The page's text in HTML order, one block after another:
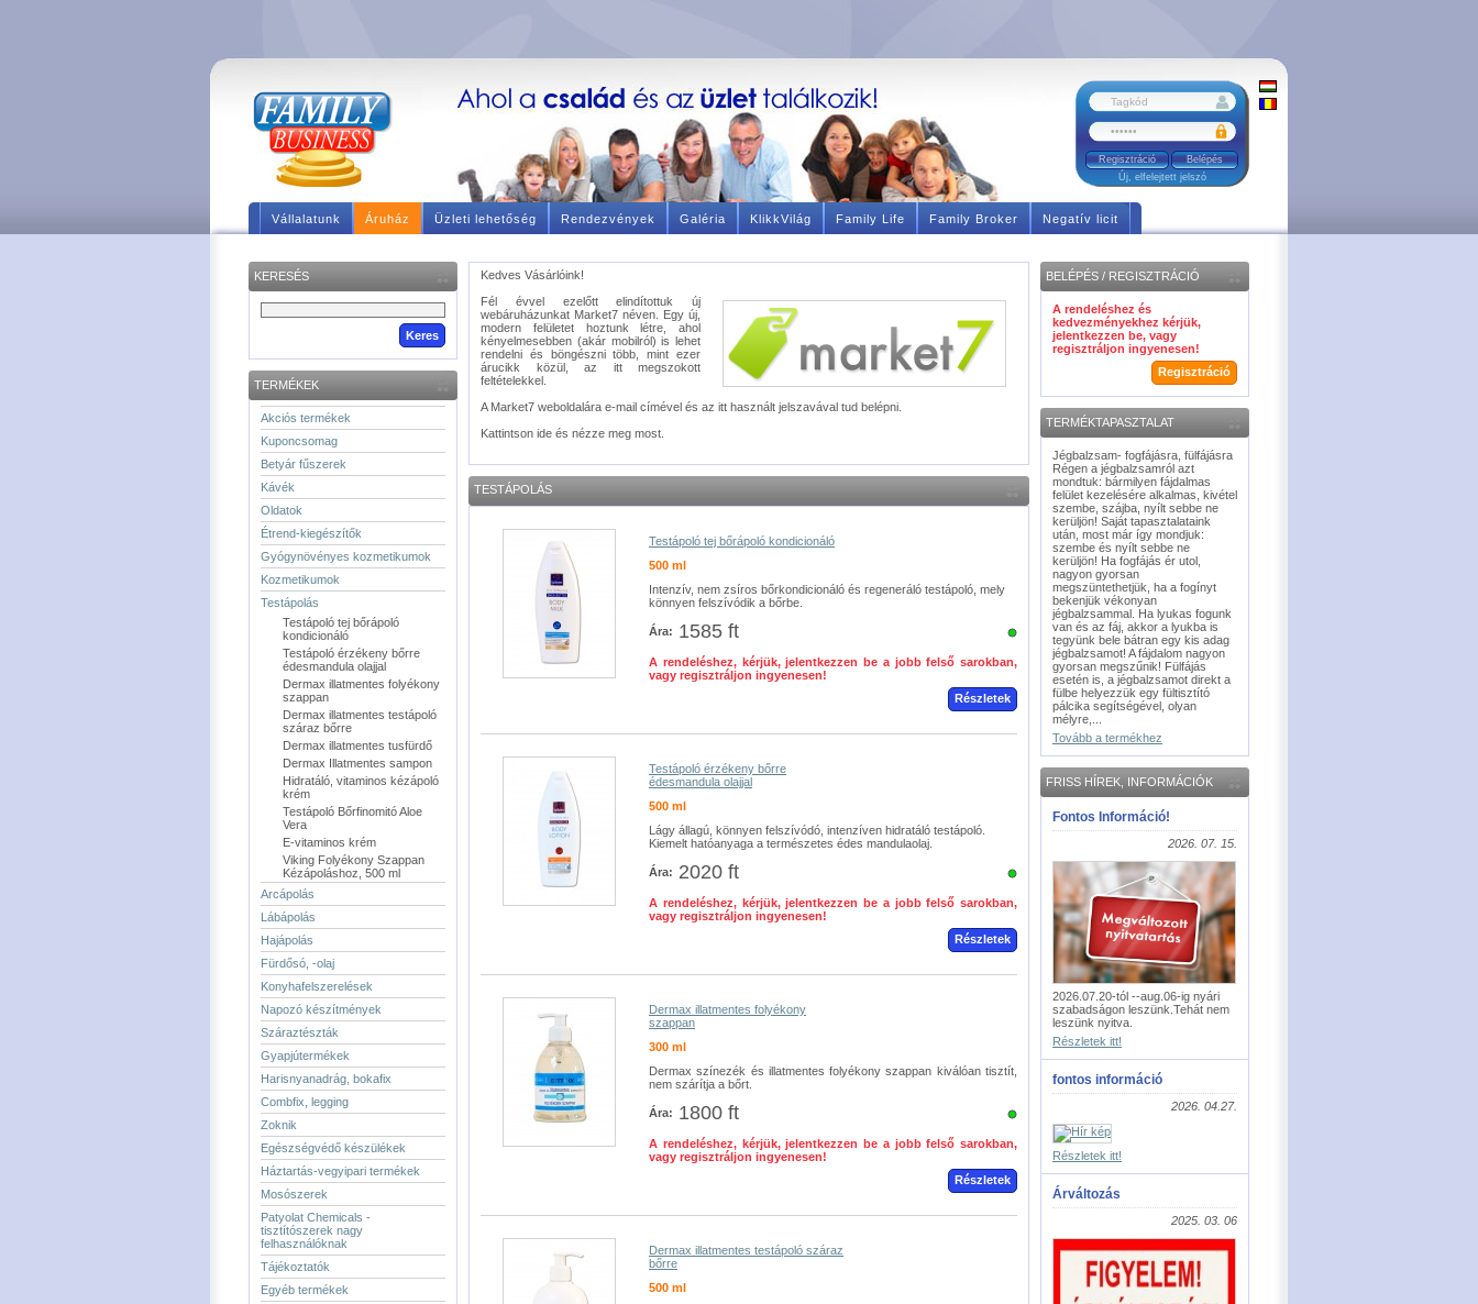
Regisztráció
Új, elfelejtett jelszó
Vállalatunk Áruház Üzleti lehetőség Rendezvények Galéria KlikkVilág Family Life Family Broker Negatív licit
KERESÉS
TERMÉKEK
Akciós termékek
Kuponcsomag
Betyár fűszerek
Kávék
Oldatok
Étrend-kiegészítők
Gyógynövényes kozmetikumok
Kozmetikumok
Testápolás
Testápoló tej bőrápoló
kondicionáló
Testápoló érzékeny bőrre
édesmandula olajjal
Dermax illatmentes folyékony
szappan
Dermax illatmentes testápoló
száraz bőrre
Dermax illatmentes tusfürdő
Dermax Illatmentes sampon
Hidratáló, vitaminos kézápoló
krém
Testápoló Bőrfinomitó Aloe
Vera
E-vitaminos krém
Viking Folyékony Szappan
Kézápoláshoz, 500 ml
Arcápolás
Lábápolás
Hajápolás
Fürdősó, -olaj
Konyhafelszerelések
Napozó készítmények
Száraztészták
Gyapjútermékek
Harisnyanadrág, bokafix
Combfix, legging
Zoknik
Egészségvédő készülékek
Háztartás-vegyipari termékek
Mosószerek
Patyolat Chemicals -
tisztítószerek nagy
felhasználóknak
Tájékoztatók
Egyéb termékek
Kedves Vásárlóink!
Fél évvel ezelőtt elindítottuk új
webáruházunkat Market7 néven. Egy új,
modern felületet hoztunk létre, ahol
kényelmesebben (akár mobilról) is lehet
rendelni és böngészni több, mint ezer
árucikk közül, az itt megszokott
feltételekkel.
A Market7 weboldalára e-mail címével és az itt használt jelszavával tud belépni.
Kattintson ide és nézze meg most.
TESTÁPOLÁS
Testápoló tej bőrápoló kondicionáló
500 ml
Intenzív, nem zsíros bőrkondicionáló és regeneráló testápoló, mely
könnyen felszívódik a bőrbe.
Ára: 1585 ft
A rendeléshez, kérjük, jelentkezzen be a jobb felső sarokban,
vagy regisztráljon ingyenesen!
Részletek
Testápoló érzékeny bőrre
édesmandula olajjal
500 ml
Lágy állagú, könnyen felszívódó, intenzíven hidratáló testápoló.
Kiemelt hatóanyaga a természetes édes mandulaolaj.
Ára: 2020 ft
A rendeléshez, kérjük, jelentkezzen be a jobb felső sarokban,
vagy regisztráljon ingyenesen!
Részletek
Dermax illatmentes folyékony
szappan
300 ml
Dermax színezék és illatmentes folyékony szappan kiválóan tisztít,
nem szárítja a bőrt.
Ára: 1800 ft
A rendeléshez, kérjük, jelentkezzen be a jobb felső sarokban,
vagy regisztráljon ingyenesen!
Részletek
Dermax illatmentes testápoló száraz
bőrre
500 ml
BELÉPÉS / REGISZTRÁCIÓ
A rendeléshez és
kedvezményekhez kérjük,
jelentkezzen be, vagy
regisztráljon ingyenesen!
Regisztráció
TERMÉKTAPASZTALAT
Jégbalzsam- fogfájásra, fülfájásra
Régen a jégbalzsamról azt
mondtuk: bármilyen fájdalmas
felület kezelésére alkalmas, kivétel
szembe, szájba, nyílt sebbe ne
kerüljön! Saját tapasztalataink
után, most már így mondjuk:
szembe és nyílt sebbe ne
kerüljön! Ha fogfájás ér utol,
nagyon gyorsan
megszüntethetjük, ha a fogínyt
bekenjük vékonyan
jégbalzsammal. Ha lyukas fogunk
van és az fáj, akkor a lyukba is
tegyünk bele bátran egy kis adag
jégbalzsamot! A fájdalom nagyon
gyorsan megszűnik! Fülfájás
esetén is, a jégbalzsamot direkt a
fülbe helyezzük egy fültisztító
pálcika segítségével, olyan
mélyre,...
Tovább a termékhez
FRISS HÍREK, INFORMÁCIÓK
Fontos Információ!
2026. 07. 15.
2026.07.20-tól --aug.06-ig nyári
szabadságon leszünk.Tehát nem
leszünk nyitva.
Részletek itt!
fontos információ
2026. 04.27.
Részletek itt!
Árváltozás
2025. 03. 06